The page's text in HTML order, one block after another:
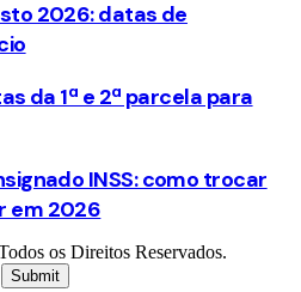
2026: datas de
da 1ª e 2ª parcela para
INSS: como trocar
em 2026
os Direitos Reservados.
Submit